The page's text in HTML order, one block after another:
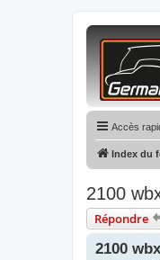
Accès
Index du
2100
Répondre
2100 wbx